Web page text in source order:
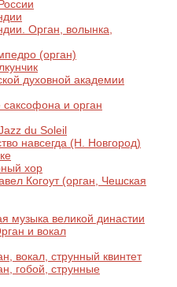
Орган, волынка,
(орган)
духовной академии
и орган
du Soleil
навсегда (Н. Новгород)
хор
Когоут (орган, Чешская
музыка великой династии
и вокал
вокал, струнный квинтет
гобой, струнные